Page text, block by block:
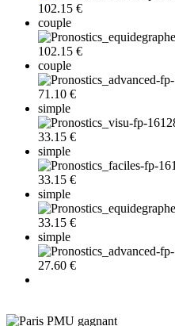
102.15 €
couple
102.15 €
couple
71.10 €
simple
33.15 €
simple
33.15 €
simple
33.15 €
simple
27.60 €